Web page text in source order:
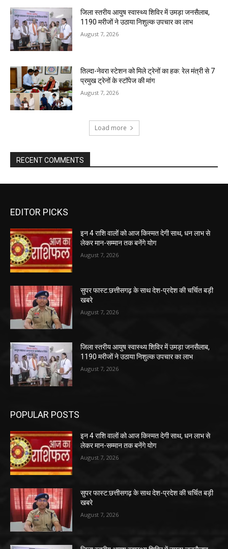
जिला स्तरीय आयुष स्वास्थ्य शिविर में उमड़ा जनसैलाब,
1190 मरीजों ने उठाया निशुल्क उपचार का लाभ
August 7, 2026
तिल्दा-नेवरा स्टेशन को मिले ट्रेनों का हक: रेल मंत्री से 7
प्रमुख ट्रेनों के स्टॉपेज की मांग
August 7, 2026
Load more
RECENT COMMENTS
EDITOR PICKS
इन 4 राशि वालों को आज किस्मत देगी साथ, धन लाभ से
लेकर मान-सम्मान तक बनेंगे योग
August 7, 2026
सुपर फास्ट:छत्तीसगढ़ के साथ देश-प्रदेश की चर्चित बड़ी
खबरे
August 7, 2026
जिला स्तरीय आयुष स्वास्थ्य शिविर में उमड़ा जनसैलाब,
1190 मरीजों ने उठाया निशुल्क उपचार का लाभ
August 7, 2026
POPULAR POSTS
इन 4 राशि वालों को आज किस्मत देगी साथ, धन लाभ से
लेकर मान-सम्मान तक बनेंगे योग
August 7, 2026
सुपर फास्ट:छत्तीसगढ़ के साथ देश-प्रदेश की चर्चित बड़ी
खबरे
August 7, 2026